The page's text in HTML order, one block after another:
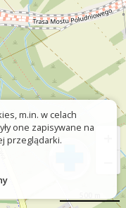
m.in. w celach
one zapisywane na
przeglądarki.